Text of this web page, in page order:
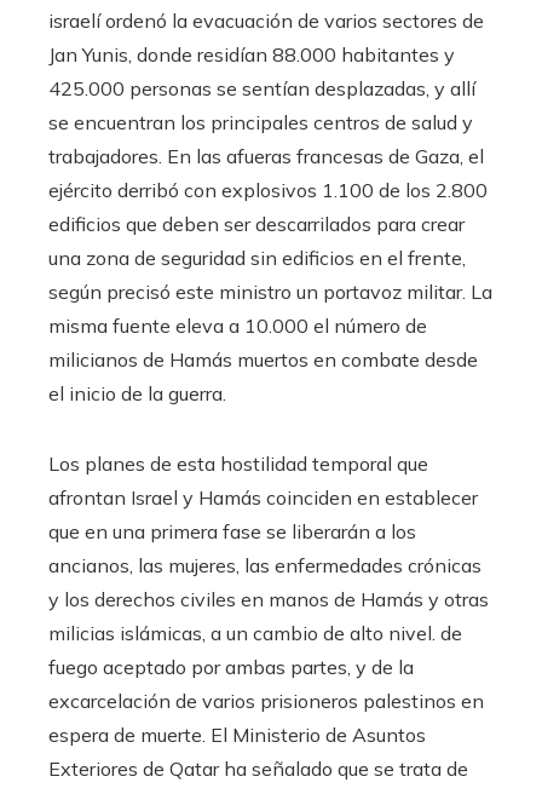
israelí ordenó la evacuación de varios sectores de
Jan Yunis, donde residían 88.000 habitantes y
425.000 personas se sentían desplazadas, y allí
se encuentran los principales centros de salud y
trabajadores. En las afueras francesas de Gaza, el
ejército derribó con explosivos 1.100 de los 2.800
edificios que deben ser descarrilados para crear
una zona de seguridad sin edificios en el frente,
según precisó este ministro un portavoz militar. La
misma fuente eleva a 10.000 el número de
milicianos de Hamás muertos en combate desde
el inicio de la guerra.
Los planes de esta hostilidad temporal que
afrontan Israel y Hamás coinciden en establecer
que en una primera fase se liberarán a los
ancianos, las mujeres, las enfermedades crónicas
y los derechos civiles en manos de Hamás y otras
milicias islámicas, a un cambio de alto nivel. de
fuego aceptado por ambas partes, y de la
excarcelación de varios prisioneros palestinos en
espera de muerte. El Ministerio de Asuntos
Exteriores de Qatar ha señalado que se trata de